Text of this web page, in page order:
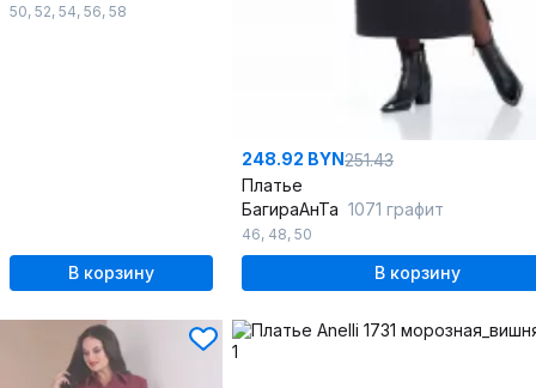
50, 52, 54, 56, 58
В корзину
248.92 BYN251.43
Платье
БагираАнТа 1071 графит
46, 48, 50
В корзину